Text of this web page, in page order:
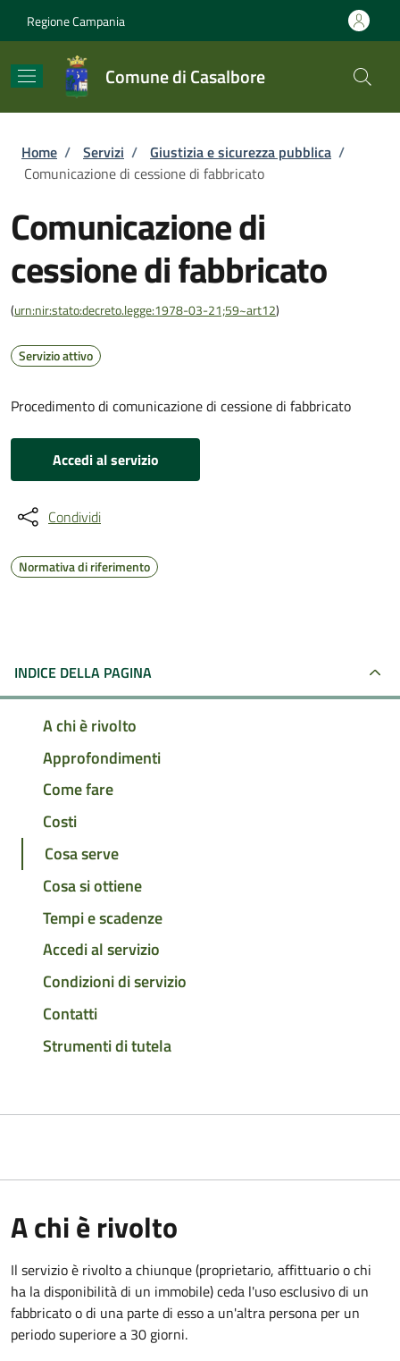
Regione Campania
Comune di Casalbore
Briciole di pane
Home / Servizi / Giustizia e sicurezza pubblica /
Comunicazione di cessione di fabbricato
Comunicazione di
cessione di fabbricato
(urn:nir:stato:decreto.legge:1978-03-21;59~art12)
Servizio attivo
Procedimento di comunicazione di cessione di fabbricato
Accedi al servizio
Condividi
Normativa di riferimento
INDICE DELLA PAGINA
A chi è rivolto
Approfondimenti
Come fare
Costi
Cosa serve
Cosa si ottiene
Tempi e scadenze
Accedi al servizio
Condizioni di servizio
Contatti
Strumenti di tutela
A chi è rivolto
Il servizio è rivolto a chiunque (proprietario, affittuario o chi
ha la disponibilità di un immobile) ceda l'uso esclusivo di un
fabbricato o di una parte di esso a un'altra persona per un
periodo superiore a 30 giorni.